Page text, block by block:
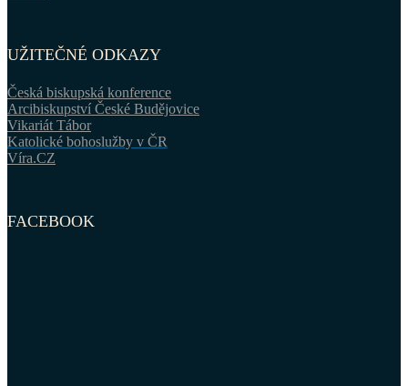
UŽITEČNÉ ODKAZY
Česká biskupská konference
Arcibiskupství České Budějovice
Vikariát Tábor
Katolické bohoslužby v ČR
Víra.CZ
FACEBOOK